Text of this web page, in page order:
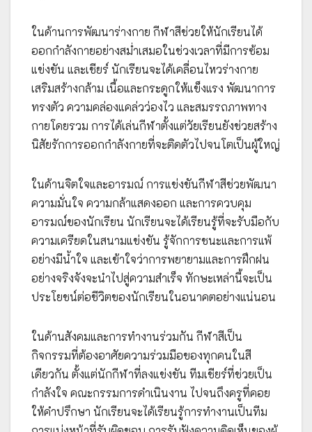
ในด้านการพัฒนาร่างกาย กีฬาสีช่วยให้นักเรียนได้
ออกกำลังกายอย่างสม่ำเสมอในช่วงเวลาที่มีการซ้อม
แข่งขัน และเชียร์ นักเรียนจะได้เคลื่อนไหวร่างกาย
เสริมสร้างกล้าม เนื้อและกระดูกให้แข็งแรง พัฒนาการ
ทรงตัว ความคล่องแคล่วว่องไว และสมรรถภาพทาง
กายโดยรวม การได้เล่นกีฬาตั้งแต่วัยเรียนยังช่วยสร้าง
นิสัยรักการออกกำลังกายที่จะติดตัวไปจนโตเป็นผู้ใหญ่
ในด้านจิตใจและอารมณ์ การแข่งขันกีฬาสีช่วยพัฒนา
ความมั่นใจ ความกล้าแสดงออก และการควบคุม
อารมณ์ของนักเรียน นักเรียนจะได้เรียนรู้ที่จะรับมือกับ
ความเครียดในสนามแข่งขัน รู้จักการชนะและการแพ้
อย่างมีน้ำใจ และเข้าใจว่าการพยายามและการฝึกฝน
อย่างจริงจังจะนำไปสู่ความสำเร็จ ทักษะเหล่านี้จะเป็น
ประโยชน์ต่อชีวิตของนักเรียนในอนาคตอย่างแน่นอน
ในด้านสังคมและการทำงานร่วมกัน กีฬาสีเป็น
กิจกรรมที่ต้องอาศัยความร่วมมือของทุกคนในสี
เดียวกัน ตั้งแต่นักกีฬาที่ลงแข่งขัน ทีมเชียร์ที่ช่วยเป็น
กำลังใจ คณะกรรมการดำเนินงาน ไปจนถึงครูที่คอย
ให้คำปรึกษา นักเรียนจะได้เรียนรู้การทำงานเป็นทีม